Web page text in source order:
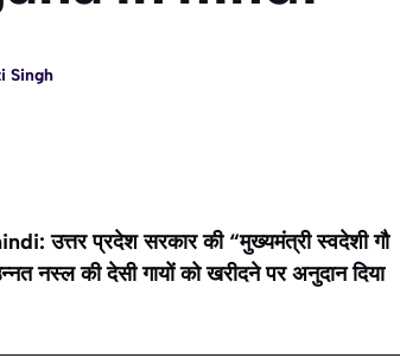
Singh
प्रदेश सरकार की “मुख्यमंत्री स्वदेशी गौ
नस्ल की देसी गायों को खरीदने पर अनुदान दिया